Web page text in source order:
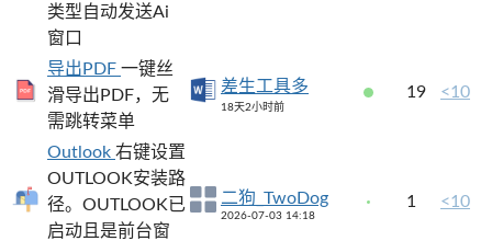
类型自动发送Ai
窗口
导出PDF 一键丝
滑导出PDF，无
需跳转菜单
差生工具多
18天2小时前
19 <10
Outlook 右键设置
OUTLOOK安装路
径。OUTLOOK已
启动且是前台窗
二狗_TwoDog
2026-07-03 14:18
1 <10